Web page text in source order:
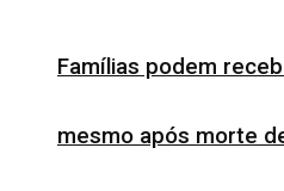
Famílias podem
mesmo após morte